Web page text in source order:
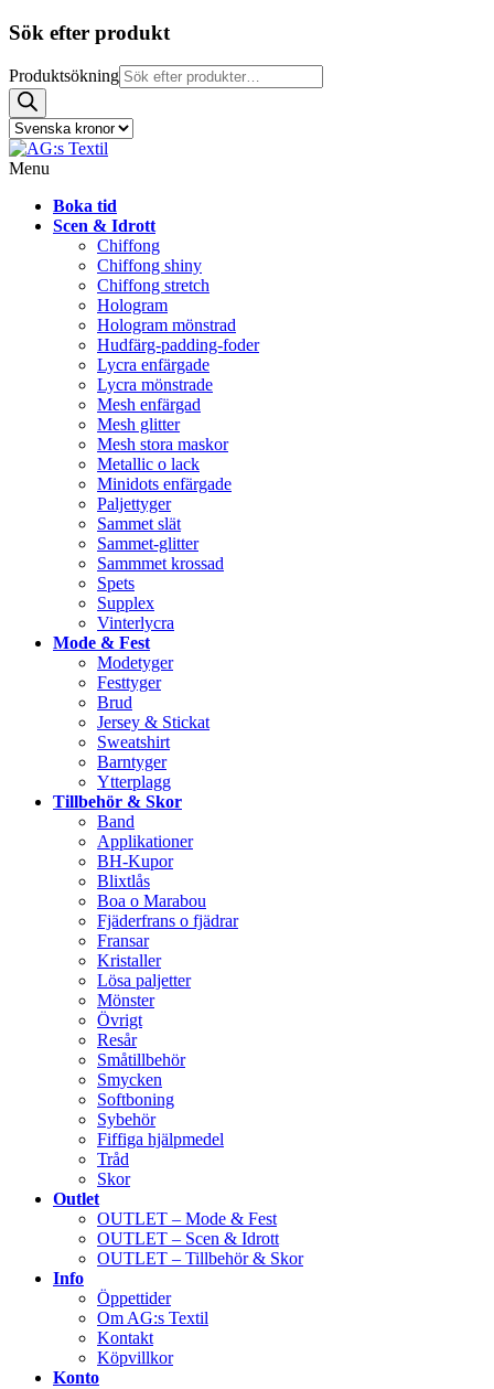
Sök efter produkt
Produktsökning
Menu
Boka tid
Scen & Idrott
Chiffong
Chiffong shiny
Chiffong stretch
Hologram
Hologram mönstrad
Hudfärg-padding-foder
Lycra enfärgade
Lycra mönstrade
Mesh enfärgad
Mesh glitter
Mesh stora maskor
Metallic o lack
Minidots enfärgade
Paljettyger
Sammet slät
Sammet-glitter
Sammmet krossad
Spets
Supplex
Vinterlycra
Mode & Fest
Modetyger
Festtyger
Brud
Jersey & Stickat
Sweatshirt
Barntyger
Ytterplagg
Tillbehör & Skor
Band
Applikationer
BH-Kupor
Blixtlås
Boa o Marabou
Fjäderfrans o fjädrar
Fransar
Kristaller
Lösa paljetter
Mönster
Övrigt
Resår
Småtillbehör
Smycken
Softboning
Sybehör
Fiffiga hjälpmedel
Tråd
Skor
Outlet
OUTLET – Mode & Fest
OUTLET – Scen & Idrott
OUTLET – Tillbehör & Skor
Info
Öppettider
Om AG:s Textil
Kontakt
Köpvillkor
Konto